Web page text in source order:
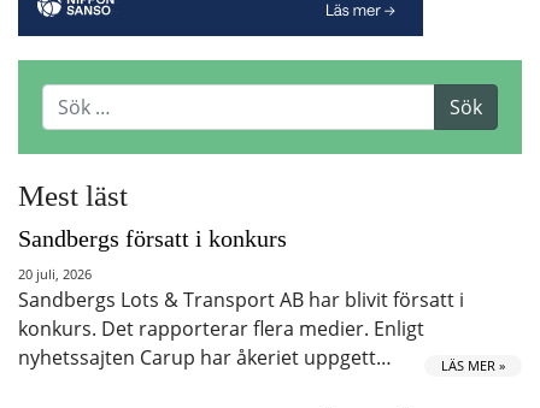
Mest läst
Sandbergs försatt i konkurs
20 juli, 2026
Sandbergs Lots & Transport AB har blivit försatt i
konkurs. Det rapporterar flera medier. Enligt
nyhetssajten Carup har åkeriet uppgett…
LÄS MER »